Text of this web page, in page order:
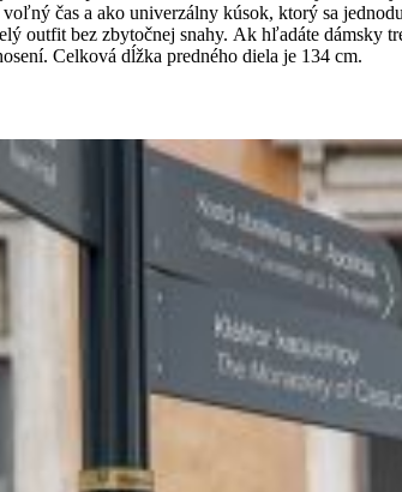
čas a ako univerzálny kúsok, ktorý sa
outfit bez zbytočnej snahy. Ak hľadáte dámsky
Celková dĺžka predného diela je 134 cm.